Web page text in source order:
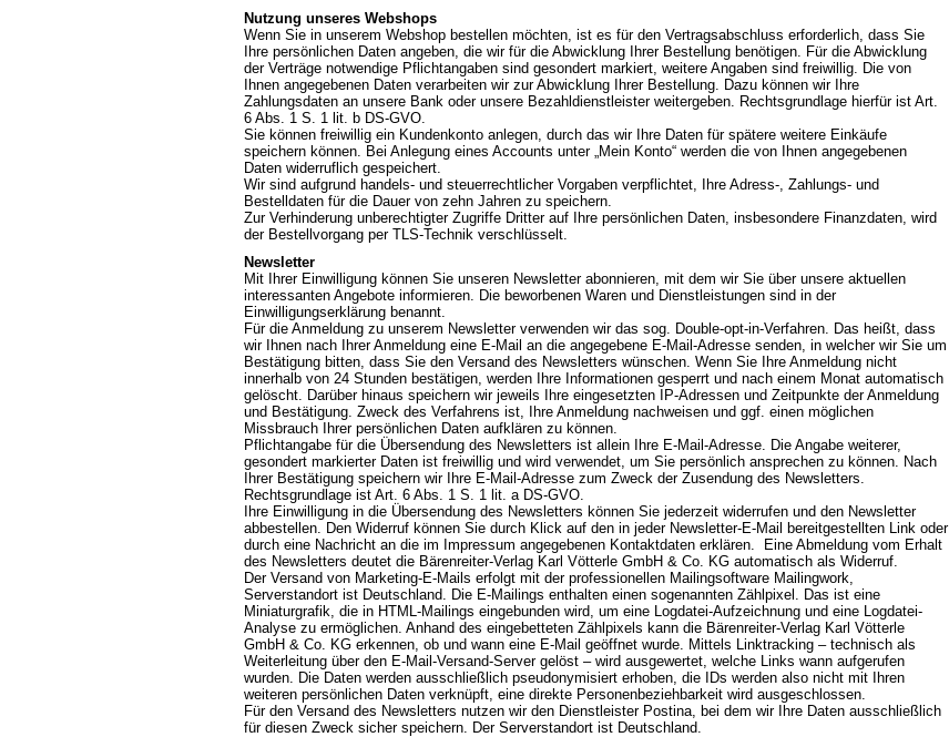
Nutzung unseres Webshops
Wenn Sie in unserem Webshop bestellen möchten, ist es für den Vertragsabschluss erforderlich, dass Sie
Ihre persönlichen Daten angeben, die wir für die Abwicklung Ihrer Bestellung benötigen. Für die Abwicklung
der Verträge notwendige Pflichtangaben sind gesondert markiert, weitere Angaben sind freiwillig. Die von
Ihnen angegebenen Daten verarbeiten wir zur Abwicklung Ihrer Bestellung. Dazu können wir Ihre
Zahlungsdaten an unsere Bank oder unsere Bezahldienstleister weitergeben. Rechtsgrundlage hierfür ist Art.
6 Abs. 1 S. 1 lit. b DS-GVO.
Sie können freiwillig ein Kundenkonto anlegen, durch das wir Ihre Daten für spätere weitere Einkäufe
speichern können. Bei Anlegung eines Accounts unter „Mein Konto“ werden die von Ihnen angegebenen
Daten widerruflich gespeichert.
Wir sind aufgrund handels- und steuerrechtlicher Vorgaben verpflichtet, Ihre Adress-, Zahlungs- und
Bestelldaten für die Dauer von zehn Jahren zu speichern.
Zur Verhinderung unberechtigter Zugriffe Dritter auf Ihre persönlichen Daten, insbesondere Finanzdaten, wird
der Bestellvorgang per TLS-Technik verschlüsselt.
Newsletter
Mit Ihrer Einwilligung können Sie unseren Newsletter abonnieren, mit dem wir Sie über unsere aktuellen
interessanten Angebote informieren. Die beworbenen Waren und Dienstleistungen sind in der
Einwilligungserklärung benannt.
Für die Anmeldung zu unserem Newsletter verwenden wir das sog. Double-opt-in-Verfahren. Das heißt, dass
wir Ihnen nach Ihrer Anmeldung eine E-Mail an die angegebene E-Mail-Adresse senden, in welcher wir Sie um
Bestätigung bitten, dass Sie den Versand des Newsletters wünschen. Wenn Sie Ihre Anmeldung nicht
innerhalb von 24 Stunden bestätigen, werden Ihre Informationen gesperrt und nach einem Monat automatisch
gelöscht. Darüber hinaus speichern wir jeweils Ihre eingesetzten IP-Adressen und Zeitpunkte der Anmeldung
und Bestätigung. Zweck des Verfahrens ist, Ihre Anmeldung nachweisen und ggf. einen möglichen
Missbrauch Ihrer persönlichen Daten aufklären zu können.
Pflichtangabe für die Übersendung des Newsletters ist allein Ihre E-Mail-Adresse. Die Angabe weiterer,
gesondert markierter Daten ist freiwillig und wird verwendet, um Sie persönlich ansprechen zu können. Nach
Ihrer Bestätigung speichern wir Ihre E-Mail-Adresse zum Zweck der Zusendung des Newsletters.
Rechtsgrundlage ist Art. 6 Abs. 1 S. 1 lit. a DS-GVO.
Ihre Einwilligung in die Übersendung des Newsletters können Sie jederzeit widerrufen und den Newsletter
abbestellen. Den Widerruf können Sie durch Klick auf den in jeder Newsletter-E-Mail bereitgestellten Link oder
durch eine Nachricht an die im Impressum angegebenen Kontaktdaten erklären. Eine Abmeldung vom Erhalt
des Newsletters deutet die Bärenreiter-Verlag Karl Vötterle GmbH & Co. KG automatisch als Widerruf.
Der Versand von Marketing-E-Mails erfolgt mit der professionellen Mailingsoftware Mailingwork,
Serverstandort ist Deutschland. Die E-Mailings enthalten einen sogenannten Zählpixel. Das ist eine
Miniaturgrafik, die in HTML-Mailings eingebunden wird, um eine Logdatei-Aufzeichnung und eine Logdatei-
Analyse zu ermöglichen. Anhand des eingebetteten Zählpixels kann die Bärenreiter-Verlag Karl Vötterle
GmbH & Co. KG erkennen, ob und wann eine E-Mail geöffnet wurde. Mittels Linktracking – technisch als
Weiterleitung über den E-Mail-Versand-Server gelöst – wird ausgewertet, welche Links wann aufgerufen
wurden. Die Daten werden ausschließlich pseudonymisiert erhoben, die IDs werden also nicht mit Ihren
weiteren persönlichen Daten verknüpft, eine direkte Personenbeziehbarkeit wird ausgeschlossen.
Für den Versand des Newsletters nutzen wir den Dienstleister Postina, bei dem wir Ihre Daten ausschließlich
für diesen Zweck sicher speichern. Der Serverstandort ist Deutschland.